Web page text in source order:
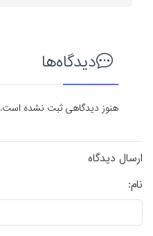
دیدگاه‌ها
هنوز دیدگاهی ثبت نشده است.
ارسال دیدگاه
نام: